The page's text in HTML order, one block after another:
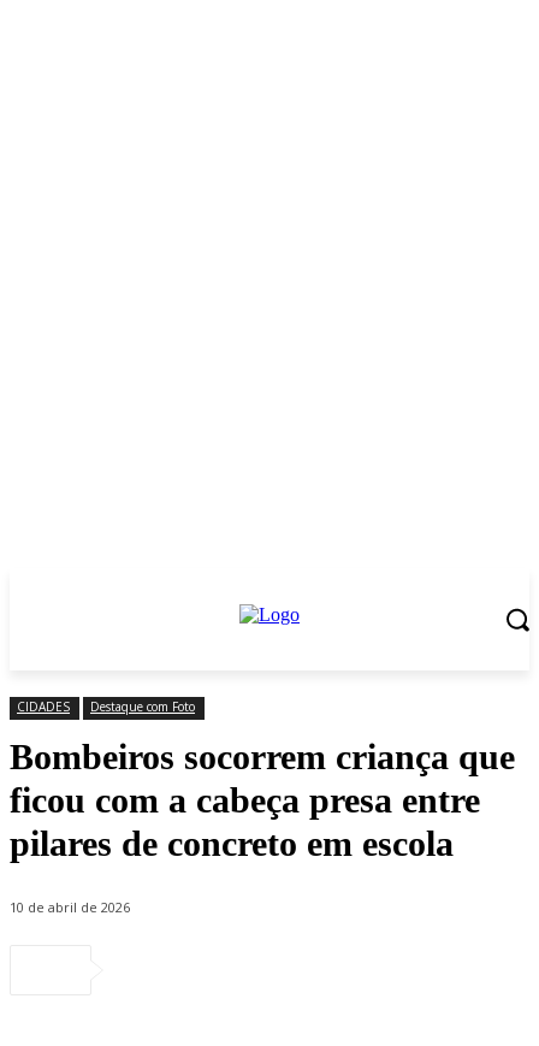
CIDADES Destaque com Foto
Bombeiros socorrem criança que
ficou com a cabeça presa entre
pilares de concreto em escola
10 de abril de 2026